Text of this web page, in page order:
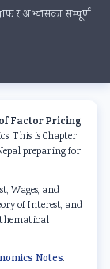
र अभ्यासका सम्पूर्ण
Factor Pricing
This is Chapter
preparing for
Wages, and
of Interest, and
Notes.